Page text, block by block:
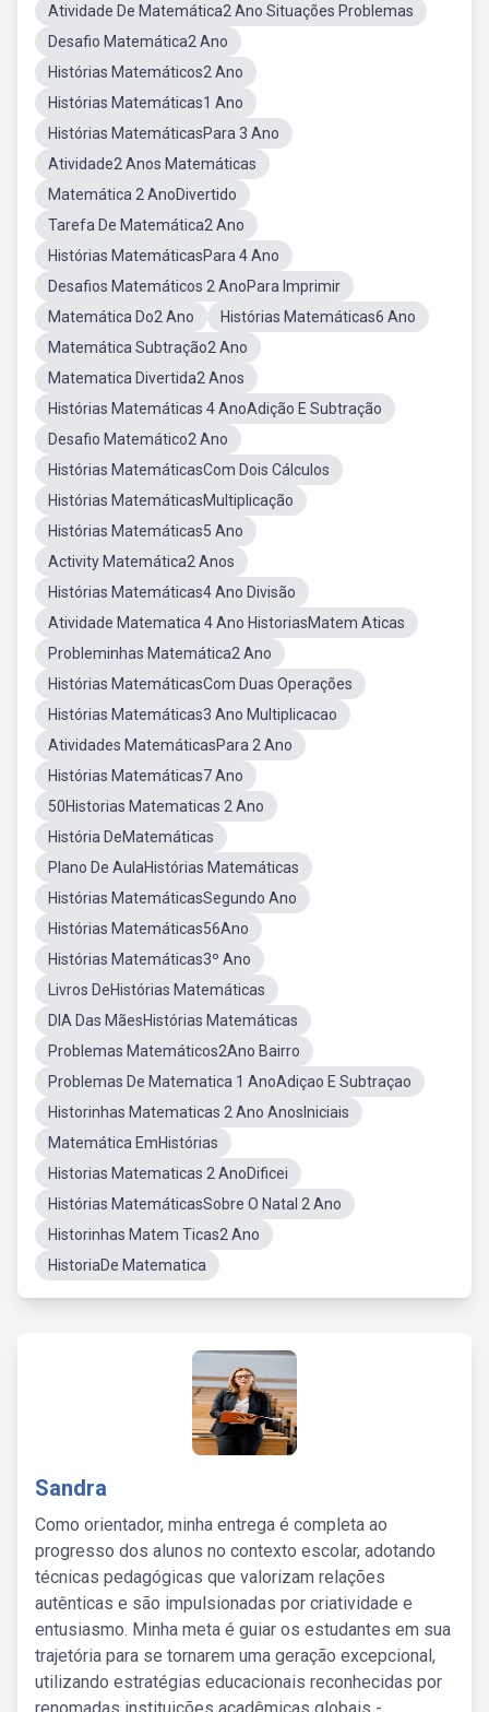
Atividade De Matemática2 Ano Situações Problemas
Desafio Matemática2 Ano
Histórias Matemáticos2 Ano
Histórias Matemáticas1 Ano
Histórias MatemáticasPara 3 Ano
Atividade2 Anos Matemáticas
Matemática 2 AnoDivertido
Tarefa De Matemática2 Ano
Histórias MatemáticasPara 4 Ano
Desafios Matemáticos 2 AnoPara Imprimir
Matemática Do2 Ano
Histórias Matemáticas6 Ano
Matemática Subtração2 Ano
Matematica Divertida2 Anos
Histórias Matemáticas 4 AnoAdição E Subtração
Desafio Matemático2 Ano
Histórias MatemáticasCom Dois Cálculos
Histórias MatemáticasMultiplicação
Histórias Matemáticas5 Ano
Activity Matemática2 Anos
Histórias Matemáticas4 Ano Divisão
Atividade Matematica 4 Ano HistoriasMatem Aticas
Probleminhas Matemática2 Ano
Histórias MatemáticasCom Duas Operações
Histórias Matemáticas3 Ano Multiplicacao
Atividades MatemáticasPara 2 Ano
Histórias Matemáticas7 Ano
50Historias Matematicas 2 Ano
História DeMatemáticas
Plano De AulaHistórias Matemáticas
Histórias MatemáticasSegundo Ano
Histórias Matemáticas56Ano
Histórias Matemáticas3º Ano
Livros DeHistórias Matemáticas
DIA Das MãesHistórias Matemáticas
Problemas Matemáticos2Ano Bairro
Problemas De Matematica 1 AnoAdiçao E Subtraçao
Historinhas Matematicas 2 Ano AnosIniciais
Matemática EmHistórias
Historias Matematicas 2 AnoDificei
Histórias MatemáticasSobre O Natal 2 Ano
Historinhas Matem Ticas2 Ano
HistoriaDe Matematica
Sandra
Como orientador, minha entrega é completa ao
progresso dos alunos no contexto escolar, adotando
técnicas pedagógicas que valorizam relações
autênticas e são impulsionadas por criatividade e
entusiasmo. Minha meta é guiar os estudantes em sua
trajetória para se tornarem uma geração excepcional,
utilizando estratégias educacionais reconhecidas por